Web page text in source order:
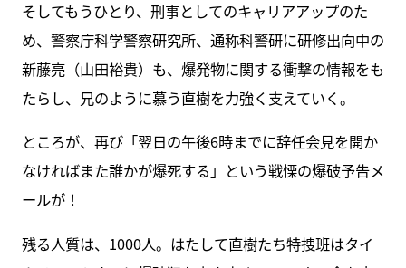
そしてもうひとり、刑事としてのキャリアアップのた
め、警察庁科学警察研究所、通称科警研に研修出向中の
新藤亮（山田裕貴）も、爆発物に関する衝撃の情報をも
たらし、兄のように慕う直樹を力強く支えていく。
ところが、再び「翌日の午後6時までに辞任会見を開か
なければまた誰かが爆死する」という戦慄の爆破予告メ
ールが！
残る人質は、1000人。はたして直樹たち特捜班はタイ